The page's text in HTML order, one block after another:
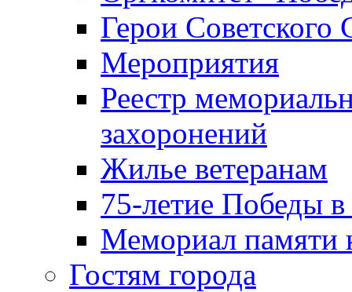
Герои Советского
Мероприятия
Реестр
захоронений
Жилье ветеранам
75-летие Победы
Мемориал памяти
Гостям города